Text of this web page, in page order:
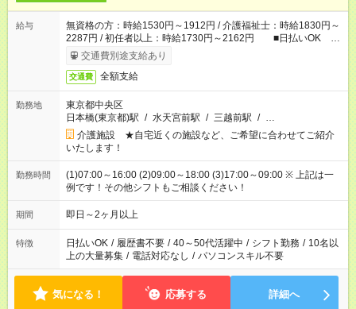
給与
無資格の方：時給1530円～1912円 / 介護福祉士：時給1830円～
2287円 / 初任者以上：時給1730円～2162円 ■日払いOK ■
日収例：1万2240円（時給1530円×8h）
交通費別途支給あり
交通費 全額支給
勤務地
東京都中央区
日本橋(東京都)駅 / 水天宮前駅 / 三越前駅 / …
介護施設 ★自宅近くの施設など、ご希望に合わせてご紹介
いたします！
勤務時間
(1)07:00～16:00 (2)09:00～18:00 (3)17:00～09:00 ※ 上記は一
例です！その他シフトもご相談ください！
期間 即日～2ヶ月以上
特徴 日払いOK / 履歴書不要 / 40～50代活躍中 / シフト勤務 / 10名以
上の大量募集 / 電話対応なし / パソコンスキル不要
気になる！ 応募する 詳細へ